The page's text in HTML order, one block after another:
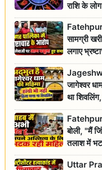
राशि के
Fatehpur
सामग्री
लगाए
जागेश्वर
था
Fatehpur
बोली, "मैं
तलाश में
जांच के
Uttar